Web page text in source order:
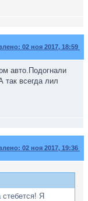
02 ноя 2017, 18:59
авто.Подогнали
так всегда лил
02 ноя 2017, 19:36
Я